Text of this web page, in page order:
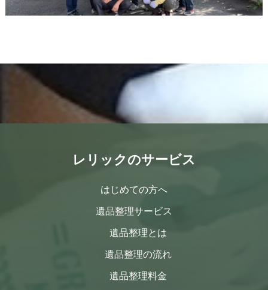
レリックのサービス
はじめての方へ
遺品整理サービス
遺品整理とは
遺品整理の流れ
遺品整理料金